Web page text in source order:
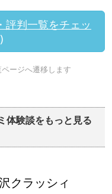
評判一覧をチェッ
ージへ遷移します
体験談をもっと見る
クラッシィ